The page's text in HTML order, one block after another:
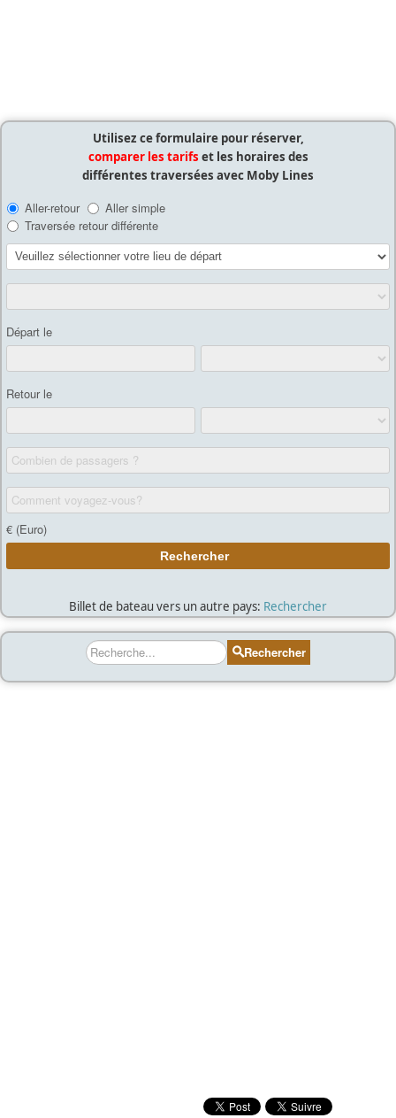
Utilisez ce formulaire pour réserver,
comparer les tarifs et les horaires des
différentes traversées avec Moby Lines
Billet de bateau vers un autre pays: Rechercher
Rechercher Rechercher